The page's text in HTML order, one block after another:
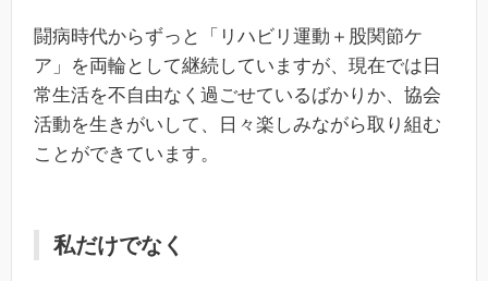
闘病時代からずっと「リハビリ運動＋股関節ケ
ア」を両輪として継続していますが、現在では日
常生活を不自由なく過ごせているばかりか、協会
活動を生きがいして、日々楽しみながら取り組む
ことができています。
私だけでなく